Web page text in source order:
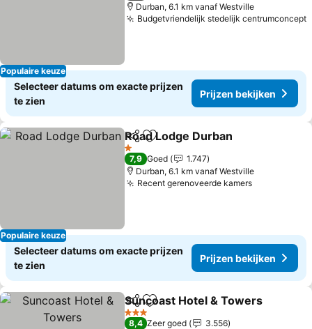
Populaire keuze
Durban, 6.1 km vanaf Westville
Budgetvriendelijk stedelijk centrumconcept
Selecteer datums om exacte prijzen
te zien
Prijzen bekijken
Populaire keuze
DelenToevoegen aan favorieten
Road Lodge Durban
1 Sterren
7,9 Goed
1.747
Durban, 6.1 km vanaf Westville
Recent gerenoveerde kamers
Selecteer datums om exacte prijzen
te zien
Prijzen bekijken
DelenToevoegen aan favorieten
Suncoast Hotel & Towers
3 Sterren
8,4 Zeer goed
3.556